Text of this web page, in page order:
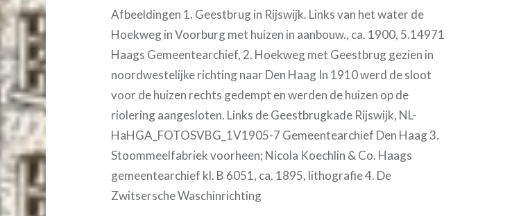
Afbeeldingen 1. Geestbrug in Rijswijk. Links van het water de
Hoekweg in Voorburg met huizen in aanbouw., ca. 1900, 5.14971
Haags Gemeentearchief, 2. Hoekweg met Geestbrug gezien in
noordwestelijke richting naar Den Haag In 1910 werd de sloot
voor de huizen rechts gedempt en werden de huizen op de
riolering aangesloten. Links de Geestbrugkade Rijswijk, NL-
HaHGA_FOTOSVBG_1V1905-7 Gemeentearchief Den Haag 3.
Stoommeelfabriek voorheen; Nicola Koechlin & Co. Haags
gemeentearchief kl. B 6051, ca. 1895, lithografie 4. De
Zwitsersche Waschinrichting